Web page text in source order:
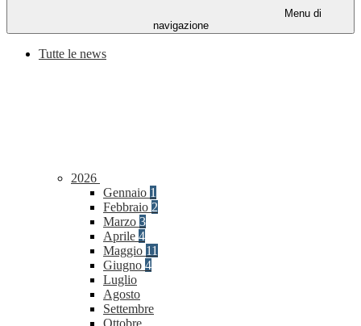
Menu di
navigazione
Tutte le news
2026
Gennaio 1
Febbraio 2
Marzo 3
Aprile 4
Maggio 11
Giugno 4
Luglio
Agosto
Settembre